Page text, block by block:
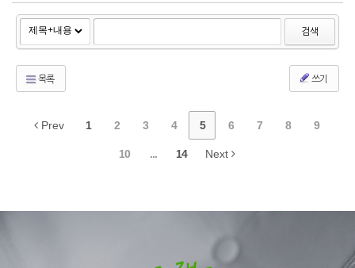
검색
목록 쓰기
Prev 1 2 3 4 5 6 7 8 9
10 ... 14 Next